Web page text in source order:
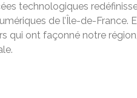
technologiques
de l’Île-de-
qui ont façonné notre